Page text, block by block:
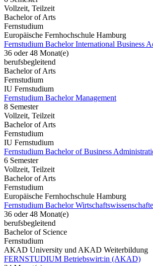
Vollzeit, Teilzeit
Bachelor of Arts
Fernstudium
Europäische Fernhochschule Hamburg
Fernstudium Bachelor International Business
36 oder 48 Monat(e)
berufsbegleitend
Bachelor of Arts
Fernstudium
IU Fernstudium
Fernstudium Bachelor Management
8 Semester
Vollzeit, Teilzeit
Bachelor of Arts
Fernstudium
IU Fernstudium
Fernstudium Bachelor of Business
6 Semester
Vollzeit, Teilzeit
Bachelor of Arts
Fernstudium
Europäische Fernhochschule Hamburg
Fernstudium Bachelor
36 oder 48 Monat(e)
berufsbegleitend
Bachelor of Science
Fernstudium
AKAD University und AKAD Weiterbildung
FERNSTUDIUM Betriebswirt:in (AKAD)